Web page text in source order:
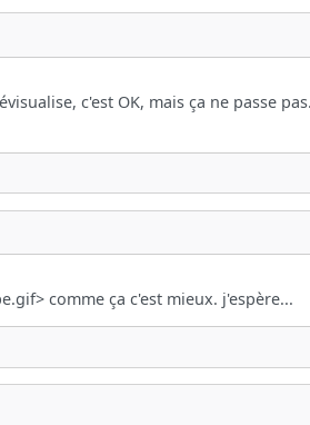
c'est OK, mais ça ne passe
comme ça c'est mieux. j'espère...